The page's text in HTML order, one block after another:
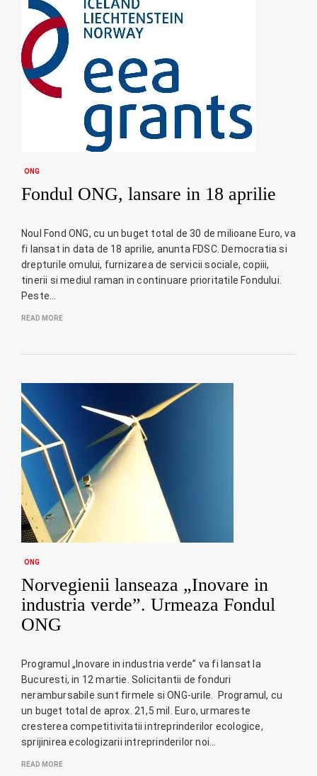
ONG
Fondul ONG, lansare in 18 aprilie
Noul Fond ONG, cu un buget total de 30 de milioane Euro, va
fi lansat in data de 18 aprilie, anunta FDSC. Democratia si
drepturile omului, furnizarea de servicii sociale, copiii,
tinerii si mediul raman in continuare prioritatile Fondului.
Peste…
READ MORE
ONG
Norvegienii lanseaza „Inovare in
industria verde”. Urmeaza Fondul
ONG
Programul „Inovare in industria verde” va fi lansat la
Bucuresti, in 12 martie. Solicitantii de fonduri
nerambursabile sunt firmele si ONG-urile. Programul, cu
un buget total de aprox. 21,5 mil. Euro, urmareste
cresterea competitivitatii intreprinderilor ecologice,
sprijinirea ecologizarii intreprinderilor noi…
READ MORE